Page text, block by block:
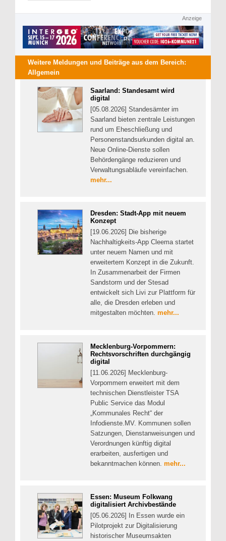
Anzeige
Weitere Meldungen und Beiträge aus dem Bereich:
Allgemein
Saarland: Standesamt wird
digital
[05.08.2026] Standesämter im
Saarland bieten zentrale Leistungen
rund um Eheschließung und
Personenstandsurkunden digital an.
Neue Online-Dienste sollen
Behördengänge reduzieren und
Verwaltungsabläufe vereinfachen.
mehr...
Dresden: Stadt-App mit neuem
Konzept
[19.06.2026] Die bisherige
Nachhaltigkeits-App Cleema startet
unter neuem Namen und mit
erweitertem Konzept in die Zukunft.
In Zusammenarbeit der Firmen
Sandstorm und der Stesad
entwickelt sich Livi zur Plattform für
alle, die Dresden erleben und
mitgestalten möchten. mehr...
Mecklenburg-Vorpommern:
Rechtsvorschriften durchgängig
digital
[11.06.2026] Mecklenburg-
Vorpommern erweitert mit dem
technischen Dienstleister TSA
Public Service das Modul
„Kommunales Recht“ der
Infodienste.MV. Kommunen sollen
Satzungen, Dienstanweisungen und
Verordnungen künftig digital
erarbeiten, ausfertigen und
bekanntmachen können. mehr...
Essen: Museum Folkwang
digitalisiert Archivbestände
[05.06.2026] In Essen wurde ein
Pilotprojekt zur Digitalisierung
historischer Museumsakten